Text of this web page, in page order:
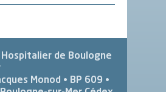
de Boulogne
Monod • BP 609 •